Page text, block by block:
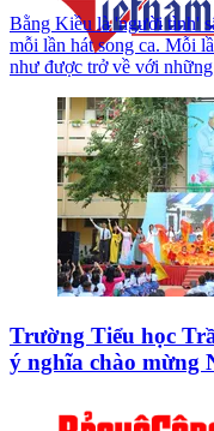
Bằng Kiều là 'người tình'
mỗi lần hát song ca. Mỗi
như được trở về với
Trường Tiểu học
ý nghĩa chào mừng